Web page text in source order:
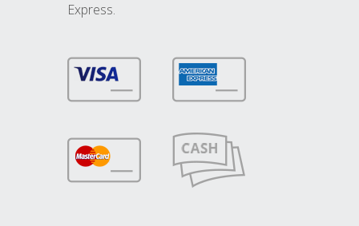
Express.